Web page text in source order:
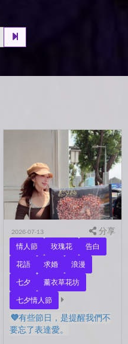
2026-07-13 分享
情人節 玫瑰花
告白
花語
求婚
浪漫
七夕
薰衣草花坊
七夕情人節
💜有些節日，是提醒我們不
要忘了表達愛。